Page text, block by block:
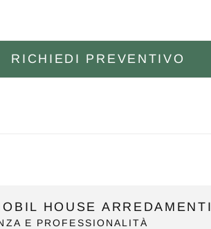
RICHIEDI PREVENTIVO
HOUSE ARREDAMENTI
E PROFESSIONALITÀ